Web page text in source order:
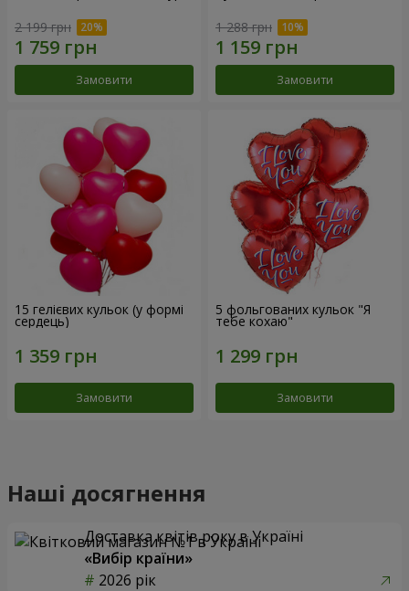
2 199 грн
Замовити
1 288 грн
Замовити
15 гелієвих кульок (у формі
сердець)
Замовити
5 фольгованих кульок "Я
тебе кохаю"
Замовити
Наші досягнення
Доставка квітів року в Україні
«Вибір країни»
2026 рік